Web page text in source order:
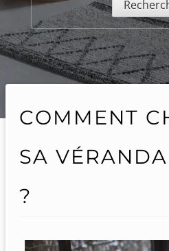
COMMENT
SA
?